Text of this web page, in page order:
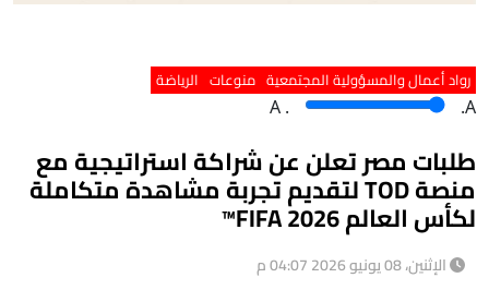
رواد أعمال والمسؤولية المجتمعية منوعات الرياضة
A . .A
طلبات مصر تعلن عن شراكة استراتيجية مع
منصة TOD لتقديم تجربة مشاهدة متكاملة
لكأس العالم FIFA 2026™️
الإثنين، 08 يونيو 2026 04:07 م